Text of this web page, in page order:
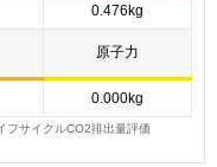
0.476kg
原子力
0.000kg
フサイクルCO2排出量評価